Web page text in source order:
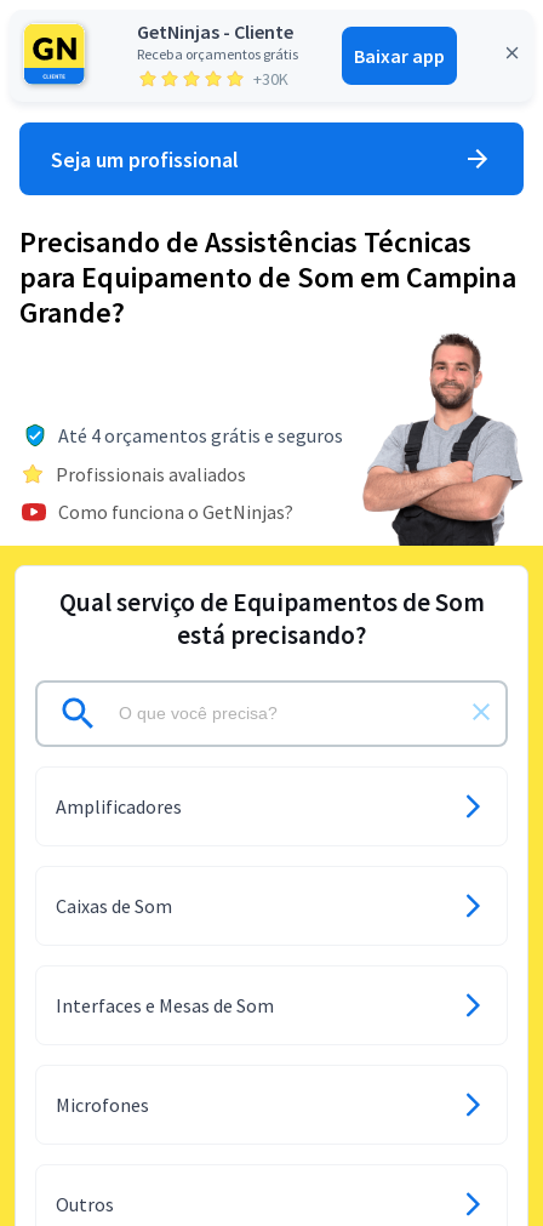
GetNinjas - Cliente
Receba orçamentos grátis
+30K
Baixar app
Entrar
Seja um profissional
Precisando de Assistências Técnicas
para Equipamento de Som em Campina
Grande?
Até 4 orçamentos grátis e seguros
Profissionais avaliados
Como funciona o GetNinjas?
Qual serviço de Equipamentos de Som
está precisando?
Amplificadores
Caixas de Som
Interfaces e Mesas de Som
Microfones
Outros